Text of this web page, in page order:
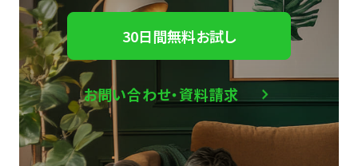
30日間無料お試し
お問い合わせ・資料請求